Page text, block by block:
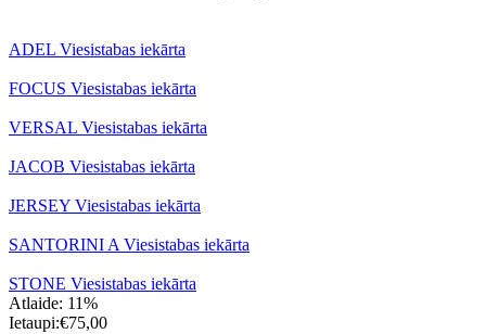
ADEL Viesistabas iekārta
FOCUS Viesistabas iekārta
VERSAL Viesistabas iekārta
JACOB Viesistabas iekārta
JERSEY Viesistabas iekārta
SANTORINI A Viesistabas iekārta
STONE Viesistabas iekārta
Atlaide: 11%
Ietaupi:€75,00